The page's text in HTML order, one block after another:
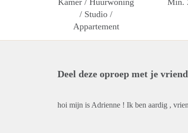
Kamer / Huurwoning
/ Studio /
Appartement
Min.
Deel deze oproep met je
hoi mijn is Adrienne ! Ik ben aardig ,